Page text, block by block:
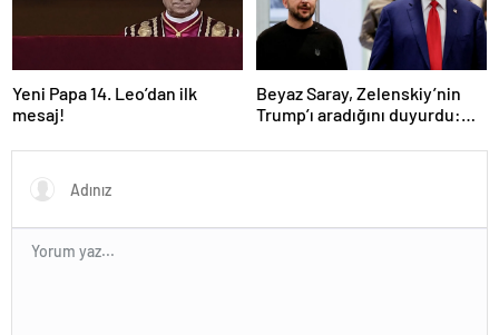
Yeni Papa 14. Leo’dan ilk
mesaj!
Beyaz Saray, Zelenskiy’nin
Trump’ı aradığını duyurdu:
oldu”